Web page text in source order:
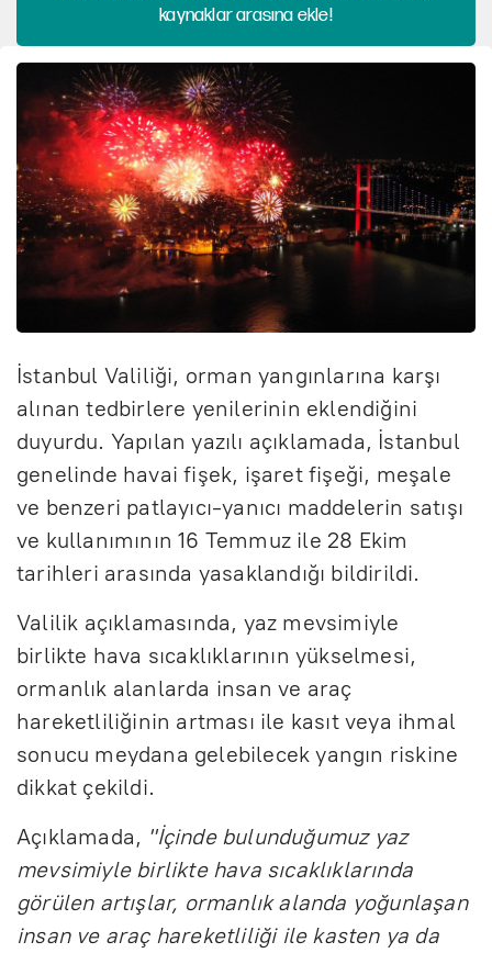
kaynaklar arasına ekle!
İstanbul Valiliği, orman yangınlarına karşı
alınan tedbirlere yenilerinin eklendiğini
duyurdu. Yapılan yazılı açıklamada, İstanbul
genelinde havai fişek, işaret fişeği, meşale
ve benzeri patlayıcı-yanıcı maddelerin satışı
ve kullanımının 16 Temmuz ile 28 Ekim
tarihleri arasında yasaklandığı bildirildi.
Valilik açıklamasında, yaz mevsimiyle
birlikte hava sıcaklıklarının yükselmesi,
ormanlık alanlarda insan ve araç
hareketliliğinin artması ile kasıt veya ihmal
sonucu meydana gelebilecek yangın riskine
dikkat çekildi.
Açıklamada, "İçinde bulunduğumuz yaz
mevsimiyle birlikte hava sıcaklıklarında
görülen artışlar, ormanlık alanda yoğunlaşan
insan ve araç hareketliliği ile kasten ya da